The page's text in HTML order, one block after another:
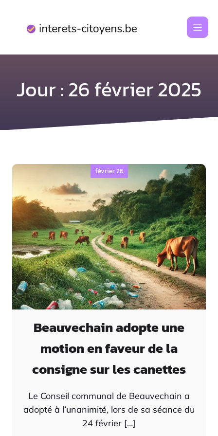
Jour :26 février 2025
février 26
Beauvechain adopte une
motion en faveur de la
consigne sur les canettes
Le Conseil communal de Beauvechain a
adopté à l’unanimité, lors de sa séance du
24 février […]